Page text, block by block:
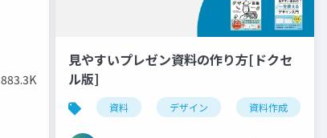
883.3K
見やすいプレゼン資料の作り方[ドクセ
ル版]
資料 デザイン 資料作成